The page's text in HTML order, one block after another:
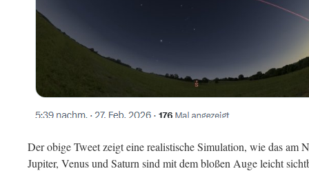
Der obige Tweet zeigt eine realistische Simulation, wie das am
Jupiter, Venus und Saturn sind mit dem bloßen Auge leicht